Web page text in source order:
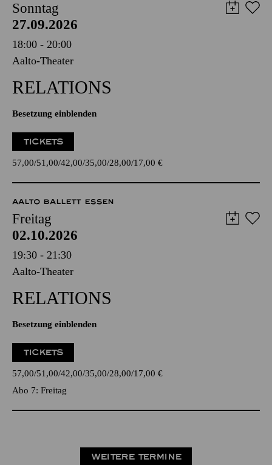
Sonntag
27.09.2026
18:00 - 20:00
Aalto-Theater
RELATIONS
Besetzung einblenden
TICKETS
57,00 51,00 42,00 35,00 28,00 17,00 €
AALTO BALLETT ESSEN
Freitag
02.10.2026
19:30 - 21:30
Aalto-Theater
RELATIONS
Besetzung einblenden
TICKETS
57,00 51,00 42,00 35,00 28,00 17,00 €
Abo 7: Freitag
WEITERE TERMINE